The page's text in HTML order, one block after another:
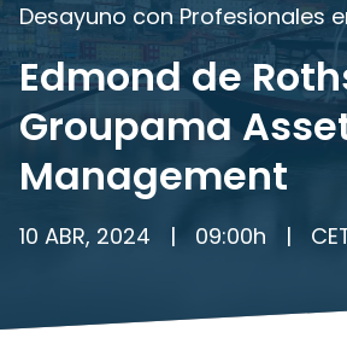
Desayuno con Profesionales
Edmond de
Groupama
Management
10 ABR, 2024 | 09:00h |